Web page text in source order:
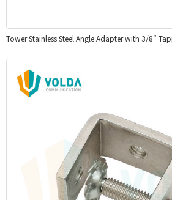
Tower Stainless Steel Angle Adapter with 3/8″